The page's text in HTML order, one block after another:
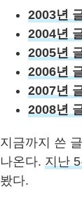
2003년
2004년
2005년
2006년
2007년
2008년
지금까지 쓴
나온다. 지난
봤다.